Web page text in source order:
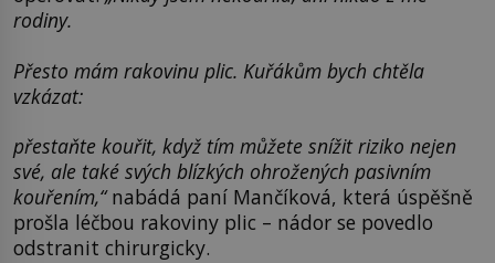
rodiny.
Přesto mám rakovinu plic. Kuřákům bych chtěla
vzkázat:
přestaňte kouřit, když tím můžete snížit riziko nejen
své, ale také svých blízkých ohrožených pasivním
kouřením,“nabádá paní Mančíková, která úspěšně
prošla léčbou rakoviny plic – nádor se povedlo
odstranit chirurgicky.